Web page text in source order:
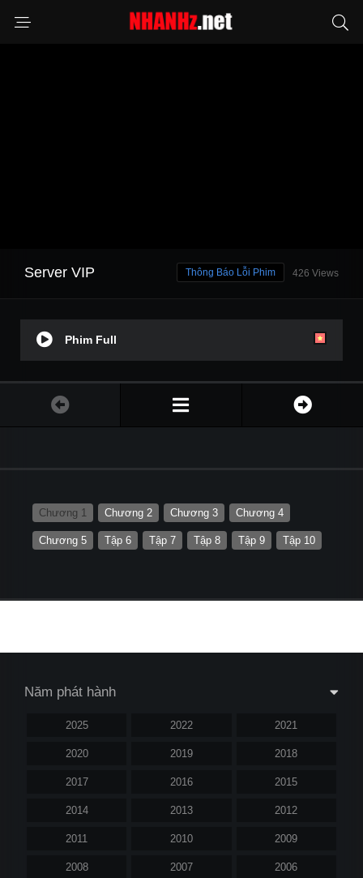
Server VIP 426 Views
Thông Báo Lỗi Phim
Phim Full
Chương 1 Chương 2 Chương 3 Chương 4
Chương 5 Tập 6 Tập 7 Tập 8 Tập 9 Tập 10
Năm phát hành
2025 2022 2021
2020 2019 2018
2017 2016 2015
2014 2013 2012
2011 2010 2009
2008 2007 2006